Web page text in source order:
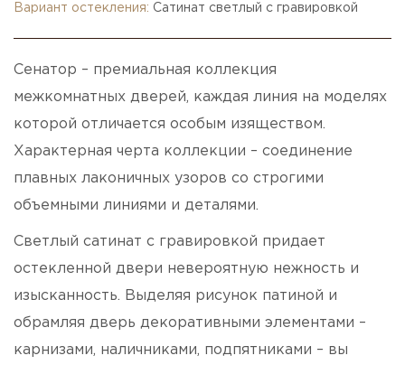
Вариант остекления: Сатинат светлый с гравировкой
Сенатор – премиальная коллекция
межкомнатных дверей, каждая линия на моделях
которой отличается особым изяществом.
Характерная черта коллекции – соединение
плавных лаконичных узоров со строгими
объемными линиями и деталями.
Светлый сатинат с гравировкой придает
остекленной двери невероятную нежность и
изысканность. Выделяя рисунок патиной и
обрамляя дверь декоративными элементами –
карнизами, наличниками, подпятниками – вы